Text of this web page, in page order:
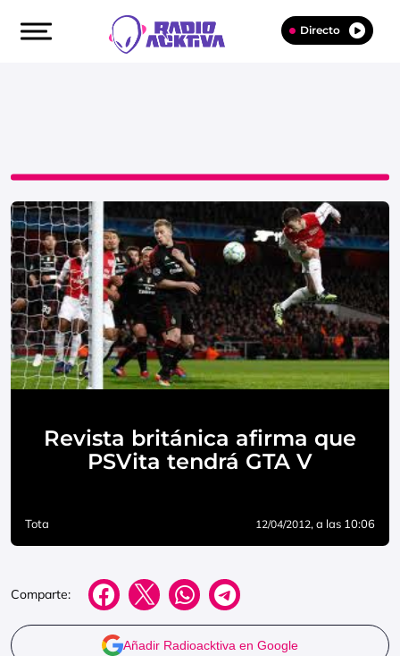
Directo
Revista británica afirma que
PSVita tendrá GTA V
Tota 12/04/2012, a las 10:06
Comparte:
Añadir Radioacktiva en Google